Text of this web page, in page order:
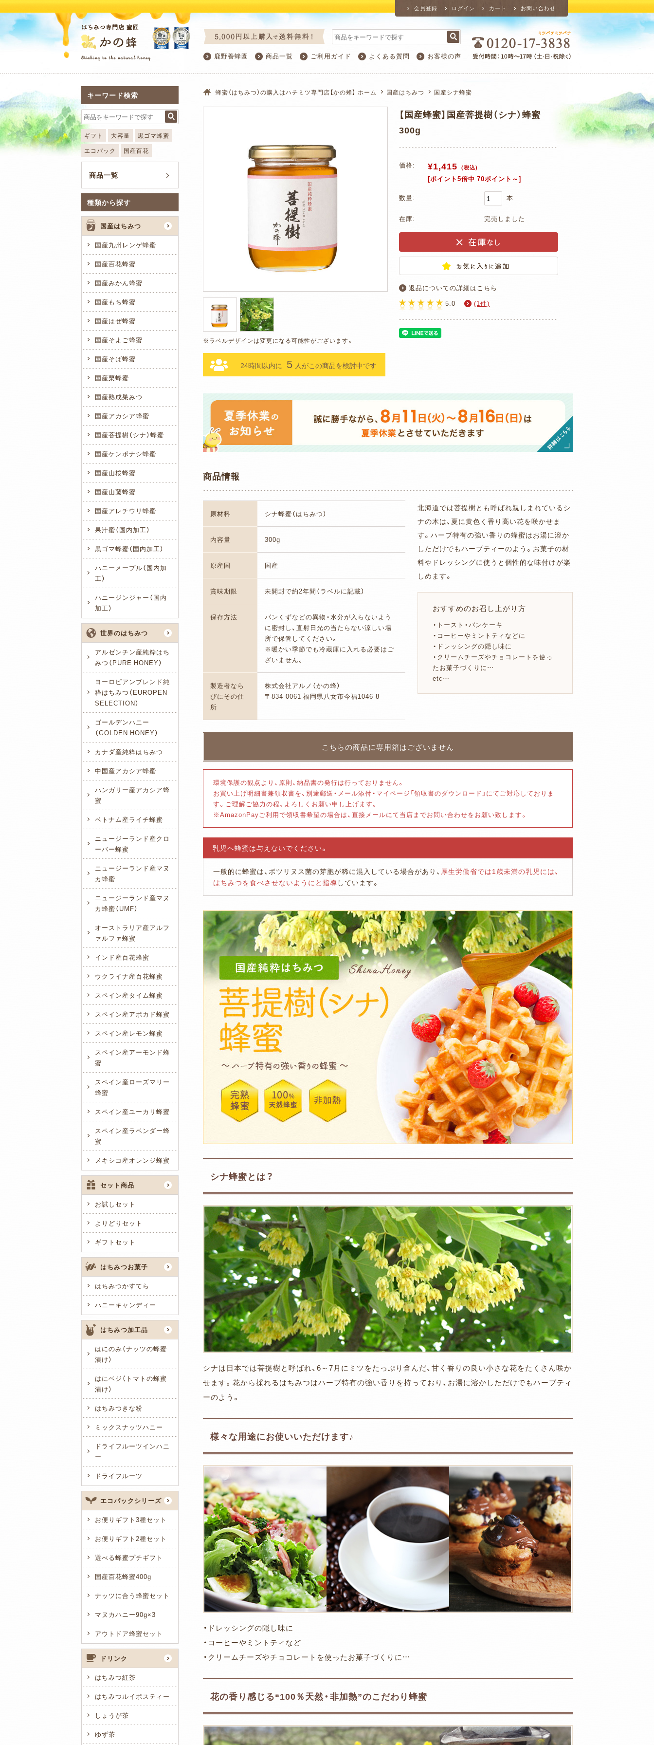
鹿野養蜂園 商品一覧 ご利用ガイド よくある質問 お客様の声
会員登録 ログイン カート お問い合わせ
蜂蜜（はちみつ）の購入はハチミツ専門店【かの蜂】 ホーム 国産はちみつ 国産シナ蜂蜜
24時間以内に 5 人がこの商品を検討中です
【国産蜂蜜】国産菩提樹（シナ）蜂蜜
300g
価格: ¥1,415 (税込)
[ポイント5倍中 70ポイント～]
数量: 本
在庫: 完売しました
返品についての詳細はこちら
5.0
(1件)
商品情報
原材料 シナ蜂蜜（はちみつ）
内容量 300g
原産国 国産
賞味期限 未開封で約2年間（ラベルに記載）
保存方法
パンくずなどの異物・水分が入らないよう
に密封し、直射日光の当たらない涼しい場
所で保管してください。
※暖かい季節でも冷蔵庫に入れる必要はご
ざいません。
製造者なら
びにその住
所
株式会社アルノ（かの蜂）
〒834-0061 福岡県八女市今福1046-8
北海道では菩提樹とも呼ばれ親しまれているシ
ナの木は、夏に黄色く香り高い花を咲かせま
す。ハーブ特有の強い香りの蜂蜜はお湯に溶か
しただけでもハーブティーのよう。お菓子の材
料やドレッシングに使うと個性的な味付けが楽
しめます。
おすすめのお召し上がり方
・トースト・パンケーキ
・コーヒーやミントティなどに
・ドレッシングの隠し味に
・クリームチーズやチョコレートを使っ
たお菓子づくりに…
etc…
環境保護の観点より、原則、納品書の発行は行っておりません。
お買い上げ明細書兼領収書を、別途郵送・メール添付・マイページ「領収書のダウンロード」にてご対応しておりま
す。ご理解ご協力の程、よろしくお願い申し上げます。
※AmazonPayご利用で領収書希望の場合は、直接メールにて当店までお問い合わせをお願い致します。
乳児へ蜂蜜は与えないでください。
一般的に蜂蜜は、ボツリヌス菌の芽胞が稀に混入している場合があり、 厚生労働省では1歳未満の乳児には、
はちみつを食べさせないようにと指導 しています。
シナ蜂蜜とは？
シナは日本では菩提樹と呼ばれ、6～7月にミツをたっぷり含んだ、甘く香りの良い小さな花をたくさん咲か
せます。花から採れるはちみつはハーブ特有の強い香りを持っており、お湯に溶かしただけでもハーブティ
ーのよう。
様々な用途にお使いいただけます♪
・ドレッシングの隠し味に
・コーヒーやミントティなど
・クリームチーズやチョコレートを使ったお菓子づくりに…
花の香り感じる“100％天然・非加熱”のこだわり蜂蜜
キーワード検索
ギフト 大容量
黒ゴマ蜂蜜
エコパック
国産百花
商品一覧
種類から探す
国産はちみつ
国産九州レンゲ蜂蜜
国産百花蜂蜜
国産みかん蜂蜜
国産もち蜂蜜
国産はぜ蜂蜜
国産そよご蜂蜜
国産そば蜂蜜
国産栗蜂蜜
国産熟成巣みつ
国産アカシア蜂蜜
国産菩提樹（シナ）蜂蜜
国産ケンポナシ蜂蜜
国産山桜蜂蜜
国産山藤蜂蜜
国産アレチウリ蜂蜜
果汁蜜（国内加工）
黒ゴマ蜂蜜（国内加工）
ハニーメープル（国内加
工）
ハニージンジャー（国内
加工）
世界のはちみつ
アルゼンチン産純粋はち
みつ（PURE HONEY）
ヨーロピアンブレンド純
粋はちみつ（EUROPEN
SELECTION）
ゴールデンハニー
（GOLDEN HONEY）
カナダ産純粋はちみつ
中国産アカシア蜂蜜
ハンガリー産アカシア蜂
蜜
ベトナム産ライチ蜂蜜
ニュージーランド産クロ
ーバー蜂蜜
ニュージーランド産マヌ
カ蜂蜜
ニュージーランド産マヌ
カ蜂蜜（UMF）
オーストラリア産アルフ
ァルファ蜂蜜
インド産百花蜂蜜
ウクライナ産百花蜂蜜
スペイン産タイム蜂蜜
スペイン産アボカド蜂蜜
スペイン産レモン蜂蜜
スペイン産アーモンド蜂
蜜
スペイン産ローズマリー
蜂蜜
スペイン産ユーカリ蜂蜜
スペイン産ラベンダー蜂
蜜
メキシコ産オレンジ蜂蜜
セット商品
お試しセット
よりどりセット
ギフトセット
はちみつお菓子
はちみつかすてら
ハニーキャンディー
はちみつ加工品
はにのみ（ナッツの蜂蜜
漬け）
はにベジ（トマトの蜂蜜
漬け）
はちみつきな粉
ミックスナッツハニー
ドライフルーツインハニ
ー
ドライフルーツ
エコパックシリーズ
お便りギフト3種セット
お便りギフト2種セット
選べる蜂蜜プチギフト
国産百花蜂蜜400g
ナッツに合う蜂蜜セット
マヌカハニー90g×3
アウトドア蜂蜜セット
ドリンク
はちみつ紅茶
はちみつルイボスティー
しょうが茶
ゆず茶